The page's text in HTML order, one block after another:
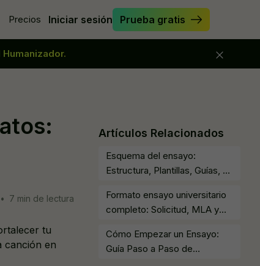
ensayo
de oraciones
de Ensayos
de Parafraseo
Precios Iniciar sesión Prueba gratis
• 7 min de lectura
tu
canción en
Artículos Relacionados
Esquema del ensayo:
Estructura, Plantillas, Guías, y
Formato ensayo universitario
completo: Solicitud, MLA y
Cómo Empezar un Ensayo:
Guía Paso a Paso de